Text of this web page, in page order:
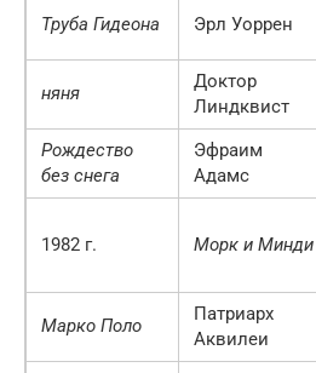
Труба Гидеона Эрл Уоррен
няня
Доктор
Линдквист
Рождество
без снега
Эфраим
Адамс
1982 г. Морк и Минди
Марко Поло
Патриарх
Аквилеи